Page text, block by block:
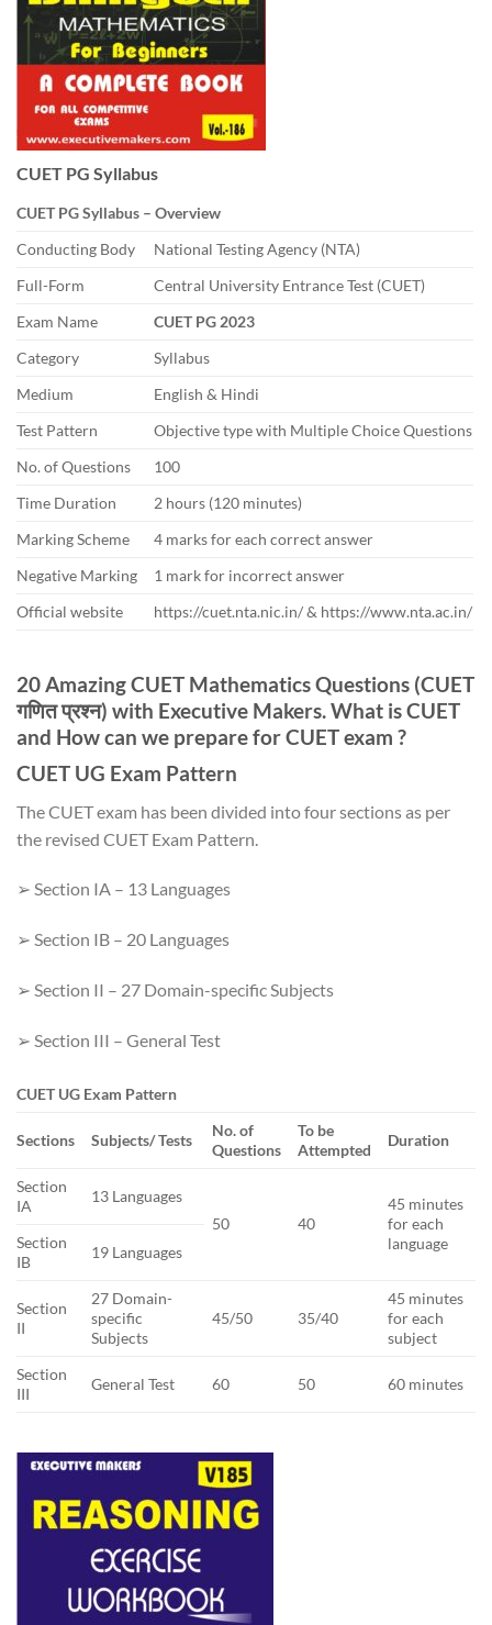
CUET PG Syllabus
CUET PG Syllabus – Overview
Conducting Body
National Testing Agency (NTA)
Full-Form
Central University Entrance Test (CUET)
Exam Name
CUET PG 2023
Category
Syllabus
Medium
English & Hindi
Test Pattern
Objective type with Multiple Choice Questions
No. of Questions
100
Time Duration
2 hours (120 minutes)
Marking Scheme
4 marks for each correct answer
Negative Marking
1 mark for incorrect answer
Official website
https://cuet.nta.nic.in/ & https://www.nta.ac.in/
20 Amazing CUET Mathematics Questions (CUET
गणित प्रश्न) with Executive Makers. What is CUET
and How can we prepare for CUET exam ?
CUET UG Exam Pattern
The CUET exam has been divided into four sections as per
the revised CUET Exam Pattern.
➢ Section IA – 13 Languages
➢ Section IB – 20 Languages
➢ Section II – 27 Domain-specific Subjects
➢ Section III – General Test
CUET UG Exam Pattern
Sections Subjects/ Tests
No. of
Questions
To be
Attempted
Duration
Section
IA
13 Languages
50
40
45 minutes
for each
language
Section
IB
19 Languages
Section
II
27 Domain-
specific
Subjects
45/50 35/40
45 minutes
for each
subject
Section
III
General Test 60 50 60 minutes